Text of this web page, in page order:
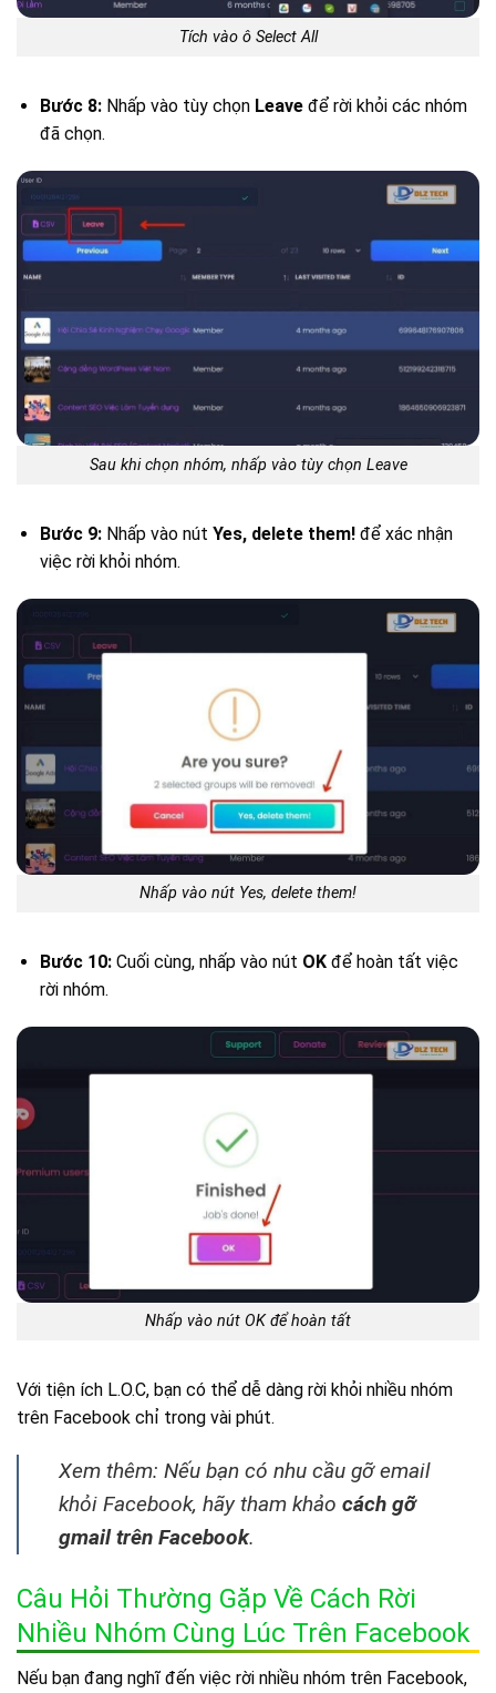
Tích vào ô Select All
Bước 8:Nhấp vào tùy chọn Leaveđể rời khỏi các nhóm
đã chọn.
Sau khi chọn nhóm, nhấp vào tùy chọn Leave
Bước 9:Nhấp vào nút Yes, delete them!để xác nhận
việc rời khỏi nhóm.
Nhấp vào nút Yes, delete them!
Bước 10:Cuối cùng, nhấp vào nút OKđể hoàn tất việc
rời nhóm.
Nhấp vào nút OK để hoàn tất
Với tiện ích L.O.C, bạn có thể dễ dàng rời khỏi nhiều nhóm
trên Facebook chỉ trong vài phút.
Xem thêm: Nếu bạn có nhu cầu gỡ email
khỏi Facebook, hãy tham khảo cách gỡ
gmail trên Facebook.
Câu Hỏi Thường Gặp Về Cách Rời
Nhiều Nhóm Cùng Lúc Trên Facebook
Nếu bạn đang nghĩ đến việc rời nhiều nhóm trên Facebook,